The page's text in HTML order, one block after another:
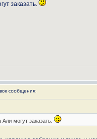
заказать.
сообщения:
могут заказать.